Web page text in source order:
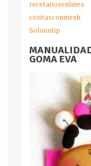
recetariosenlinea
cositasconmesh
Solountip
GOMA EVA